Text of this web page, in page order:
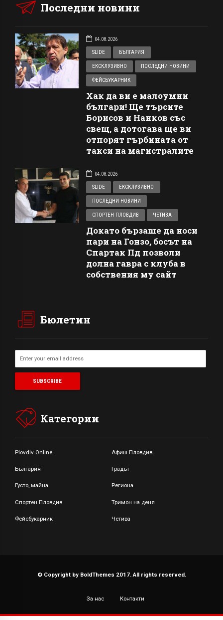
Последни новини
04.08.2026
SLIDE
БЪЛГАРИЯ
ЕКСКЛУЗИВНО ПОСЛЕДНИ НОВИНИ
ФЕЙСБУКАРНИК
Хак да ви е малоумни
българи! Ще търсите
Борисов и Нанков със
свещ, а дотогава ще ви
отпорят гърбината от
такси на магистралите
04.08.2026
SLIDE
ЕКСКЛУЗИВНО
ПОСЛЕДНИ НОВИНИ
СПОРТЕН ПЛОВДИВ ЧЕТИВА
Докато бързаше да носи
пари на Гонзо, босът на
Спартак Пд позволи
долна гавра с клуба в
собствения му сайт
Бюлетин
Категории
Plovdiv Online Афиш Пловдив
България Градът
Густо, майна Региона
Спортен Пловдив Тримон на деня
Фейсбукарник Четива
© Copyright by BoldThemes 2017. All rights reserved.
За нас Контакти